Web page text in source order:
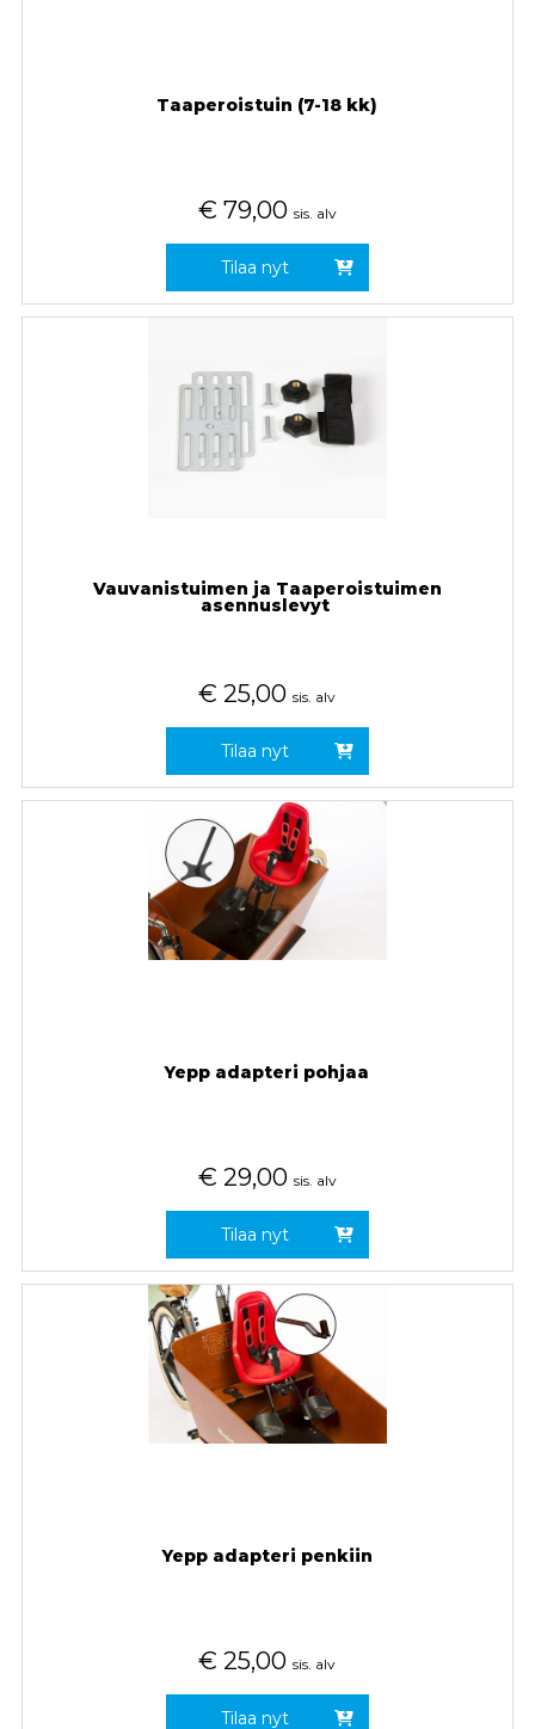
Taaperoistuin (7-18 kk)
€ 79,00 sis. alv
Tilaa nyt
Vauvanistuimen ja Taaperoistuimen
asennuslevyt
€ 25,00 sis. alv
Tilaa nyt
Yepp adapteri pohjaa
€ 29,00 sis. alv
Tilaa nyt
Yepp adapteri penkiin
€ 25,00 sis. alv
Tilaa nyt